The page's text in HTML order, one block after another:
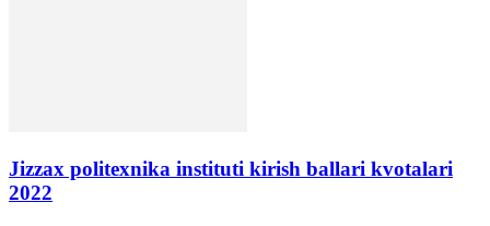
Jizzax politexnika instituti kirish ballari kvotalari
2022